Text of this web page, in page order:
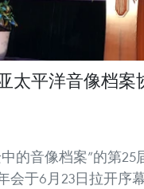
太平洋音像档案
的音像档案”的第25
会于6月23日拉开序